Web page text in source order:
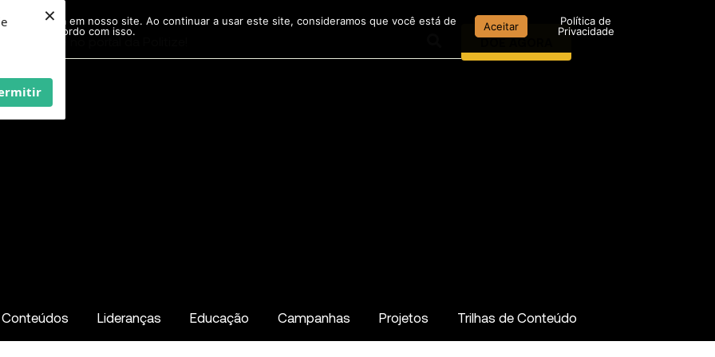
×
Pesquisar
DOE AGORA
Conteúdos Lideranças Educação Campanhas Projetos Trilhas de Conteúdo
experiência em nosso site. Ao continuar a usar este site, consideramos que você está de
acordo com isso.
Aceitar
Política de
Privacidade